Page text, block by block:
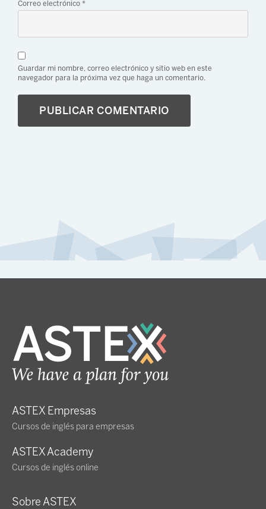
Correo electrónico *
Guardar mi nombre, correo electrónico y sitio web en este
navegador para la próxima vez que haga un comentario.
ASTEX Empresas
Cursos de inglés para empresas
ASTEX Academy
Cursos de inglés online
Sobre ASTEX